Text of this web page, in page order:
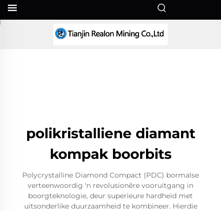
polikristalliene diamant
kompak boorbits
Polycrystalline Diamond Compact (PDC) bormalse
verteenwoordig 'n revolusionêre vooruitgang in
boorgteknologie, deur superieure hardheid met
uitsonderlike duurzaamheid te kombineer. Hierdie